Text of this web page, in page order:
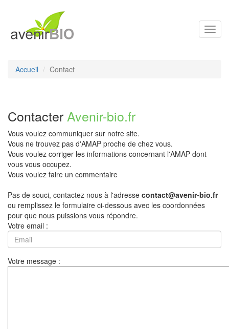
Accueil Contact
Contacter Avenir-bio.fr
Vous voulez communiquer sur notre site.
Vous ne trouvez pas d'AMAP proche de chez vous.
Vous voulez corriger les informations concernant l'AMAP dont
vous vous occupez.
Vous voulez faire un commentaire
Pas de souci, contactez nous à l'adresse contact@avenir-bio.fr
ou remplissez le formulaire ci-dessous avec les coordonnées
pour que nous puissions vous répondre.
Votre email :
Votre message :